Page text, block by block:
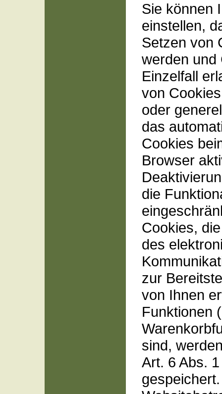
Sie können
einstellen,
Setzen von
werden und
Einzelfall
von
oder
das
Cookies
Browser
die
Cookies,
des
zur
von Ihnen
Funktionen
sind,
Art. 6 Abs.